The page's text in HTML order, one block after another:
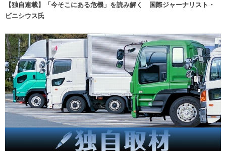
【独自連載】「今そこにある危機」を読み解く 国際ジャーナリスト・
ビニシウス氏